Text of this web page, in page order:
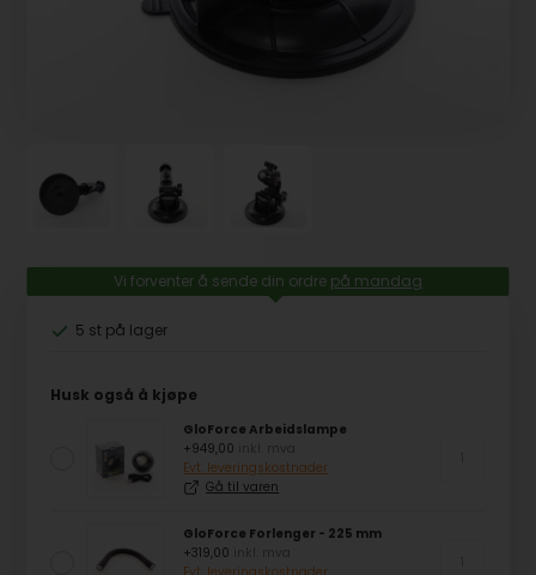
5 st på lager
Husk også å kjøpe
GloForce Arbeidslampe
+949,00
Evt. leveringskostnader
Gå til varen
GloForce Forlenger - 225 mm
+319,00
Vi forventer å sende din ordre på mandag